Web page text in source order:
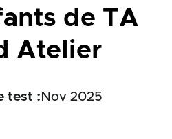
de TA
Atelier
test : Nov 2025